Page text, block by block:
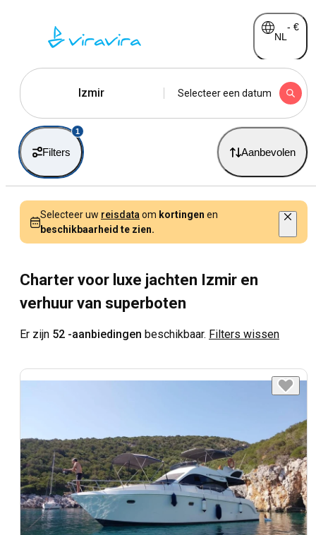
NL
- €
Izmir Selecteer een datum
Filters
1
Aanbevolen
Selecteer uw reisdata om kortingen en
beschikbaarheid te zien.
Charter voor luxe jachten Izmir en
verhuur van superboten
Er zijn 52 -aanbiedingen beschikbaar. Filters wissen